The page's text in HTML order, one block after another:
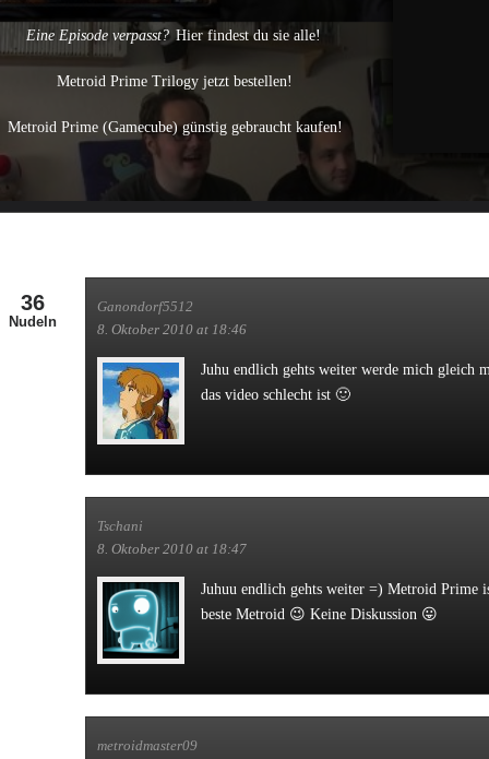
Eine Episode verpasst? Hier findest du sie alle!
Metroid Prime Trilogy jetzt bestellen!
Metroid Prime (Gamecube) günstig gebraucht kaufen!
36
Nudeln
Ganondorf5512
8. Oktober 2010 at 18:46
Juhu endlich gehts weiter werde mich gleich
das video schlecht ist 🙂
Tschani
8. Oktober 2010 at 18:47
Juhuu endlich gehts weiter =) Metroid Prime
beste Metroid 😉 Keine Diskussion 😛
metroidmaster09